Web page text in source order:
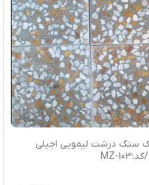
سنگ درشت لیمویی اجیلی